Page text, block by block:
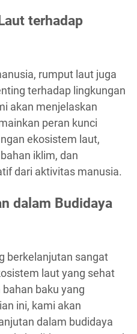
terhadap
rumput laut juga
terhadap lingkungan
akan menjelaskan
peran kunci
ekosistem laut,
iklim, dan
dari aktivitas manusia.
dalam Budidaya
berkelanjutan sangat
laut yang sehat
baku yang
ini, kami akan
dalam budidaya